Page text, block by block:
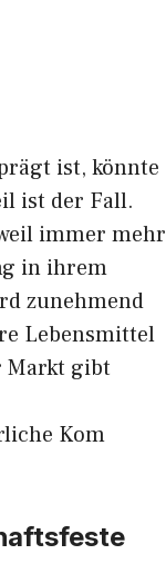
ist, könnte
is‌t der Fall‍.
immer mehr
in ih⁠rem
zun‍ehmend
Lebensm​ittel
Ma​rkt g​ibt
Kom​